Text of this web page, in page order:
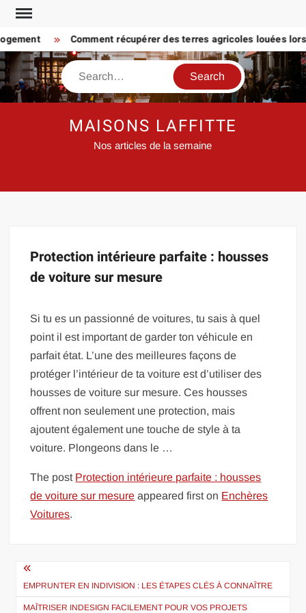
Skip
content
Comment récupérer des terres agricoles louées
Search
MAISONS LAFFITTE
Nos articles de la semaine
Protection intérieure parfaite : housses
de voiture sur mesure
Si tu es un passionné de voitures, tu sais à quel
point il est important de garder ton véhicule en
parfait état. L’une des meilleures façons de
protéger l’intérieur de ta voiture est d’utiliser des
housses de voiture sur mesure. Ces housses
offrent non seulement une protection, mais
ajoutent également une touche de style à ta
voiture. Plongeons dans le …
The post Protection intérieure parfaite : housses
de voiture sur mesure appeared first on Enchères
Voitures.
Navigation
de
EMPRUNTER EN INDIVISION : LES ÉTAPES CLÉS À CONNAÎTRE
MAÎTRISER INDESIGN FACILEMENT POUR VOS PROJETS